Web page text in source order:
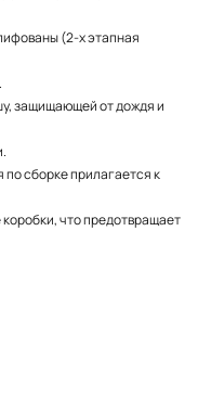
(2-х этапная
защищающей от дождя и
сборке прилагается к
что предотвращает